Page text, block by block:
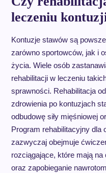
leczeniu
Kontuzje stawów są
zarówno sportowców, jak i
życia. Wiele osób
rehabilitacji w leczeniu
sprawności. Rehabilitacja
zdrowienia po kontuzjach
odbudowę siły mięśniowej
Program rehabilitacyjny dla
zazwyczaj obejmuje
rozciągające, które mają
oraz zapobieganie